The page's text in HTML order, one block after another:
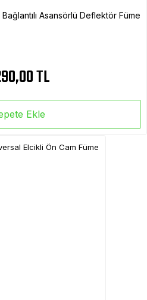
Asansörlü Deflektör Füme
TL
Ekle